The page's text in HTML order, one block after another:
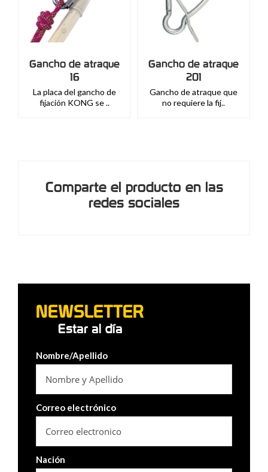
Gancho de atraque
16
La placa del gancho de
fijación KONG se ..
Gancho de atraque
201
Gancho de atraque que
no requiere la fij..
Comparte el producto en las
redes sociales
NEWSLETTER
Estar al día
Nombre/Apellido
Correo electrónico
Nación